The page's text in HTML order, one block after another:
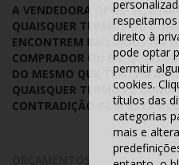
A VENDEDORA OPÕE-SE, E
QUAISQUER TERMOS OU
ENCONTREM INCLUÍDOS NA
COMPRADOR OU EM
DO MESMO QUE TENTEM
QUAISQUER TERMOS E
CONTRADIÇÃO COM ESTAS
direito à
pode optar
permitir
cookies.
títulos das
categorias
mais e